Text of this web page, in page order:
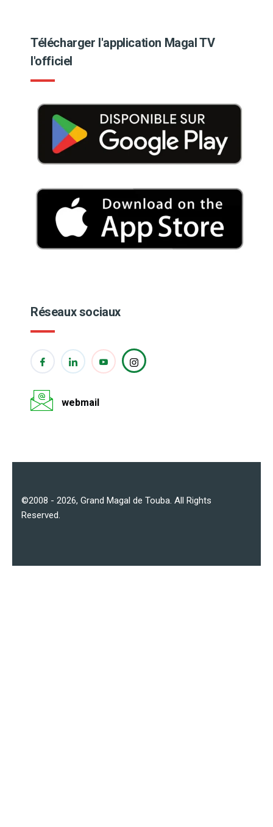
Télécharger l'application Magal TV
l'officiel
Réseaux sociaux
webmail
©2008 - 2026, Grand Magal de Touba . All Rights
Reserved.